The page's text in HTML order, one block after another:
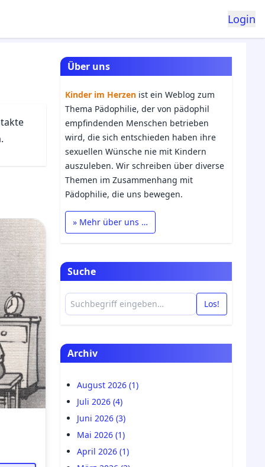
Login
Über uns
Kinder im Herzen ist ein Weblog zum
Thema Pädophilie, der von pädophil
empfindenden Menschen betrieben
wird, die sich entschieden haben ihre
sexuellen Wünsche nie mit Kindern
auszuleben. Wir schreiben über diverse
Themen im Zusammenhang mit
Pädophilie, die uns bewegen.
» Mehr über uns …
Suche
Los!
Archiv
August 2026 (1)
Juli 2026 (4)
Juni 2026 (3)
Mai 2026 (1)
April 2026 (1)